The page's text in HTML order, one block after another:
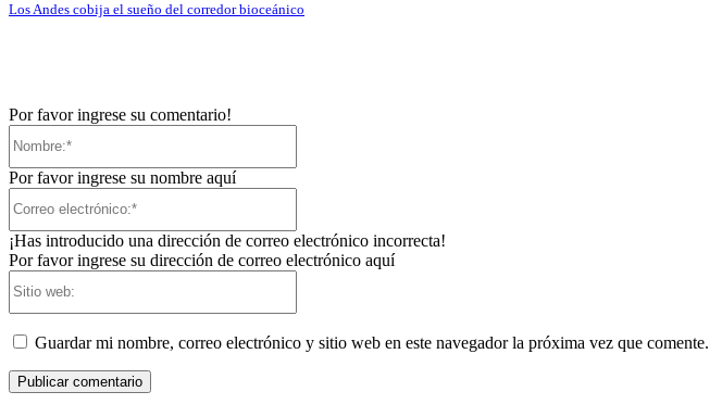
Los Andes cobija el sueño del corredor bioceánico
Por favor ingrese su comentario!
Por favor ingrese su nombre aquí
¡Has introducido una dirección de correo electrónico incorrecta!
Por favor ingrese su dirección de correo electrónico aquí
Guardar mi nombre, correo electrónico y sitio web en este navegador la próxima vez que comente.